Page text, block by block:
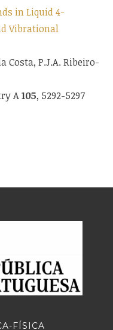
in Liquid 4-
Vibrational
Costa, P.J.A. Ribeiro-
A105, 5292-5297
FÍSICA